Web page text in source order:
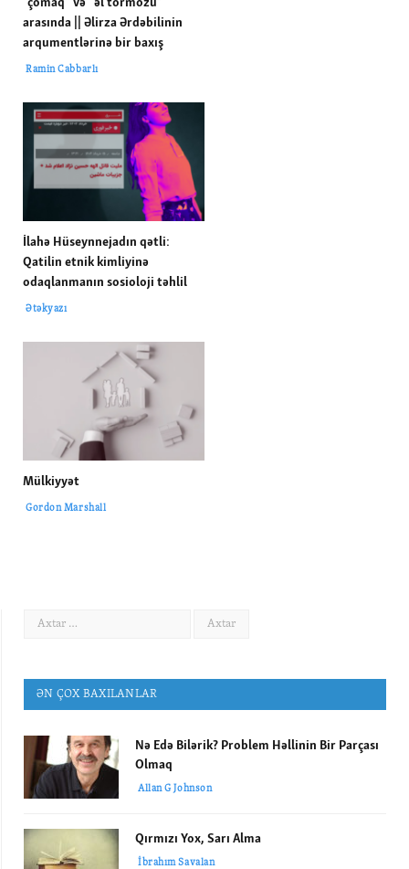
“çomaq” və “əl tormozu”
arasında || Əlirza Ərdəbilinin
arqumentlərinə bir baxış
Ramin Cabbarlı
İlahə Hüseynnejadın qətli:
Qatilin etnik kimliyinə
odaqlanmanın sosioloji təhlil
Ətəkyazı
Mülkiyyət
Gordon Marshall
ƏN ÇOX BAXILANLAR
Nə Edə Bilərik? Problem Həllinin Bir Parçası
Olmaq
Allan G Johnson
Qırmızı Yox, Sarı Alma
İbrahım Savalan